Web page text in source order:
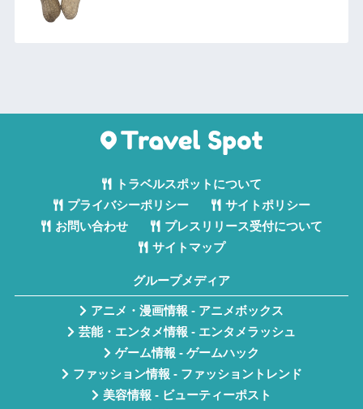
トラベルスポットについて
プライバシーポリシー
サイトポリシー
お問い合わせ
プレスリリース受付について
サイトマップ
グループメディア
アニメ・漫画情報 - アニメボックス
芸能・エンタメ情報 - エンタメラッシュ
ゲーム情報 - ゲームハック
ファッション情報 - ファッショントレンド
美容情報 - ビューティーポスト